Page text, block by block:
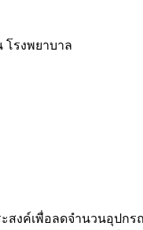
โรงพยาบาล
พื่อลดจำนวนอุปกรณ์ป